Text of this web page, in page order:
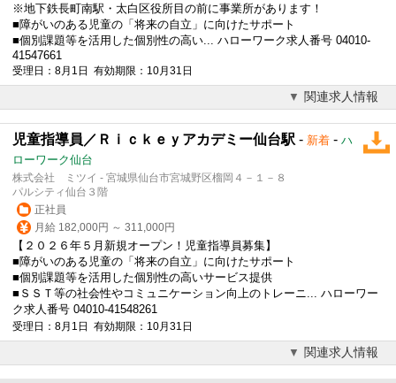
※地下鉄長町南駅・太白区役所目の前に事業所があります！
■障がいのある児童の「将来の自立」に向けたサポート
■個別課題等を活用した個別性の高い... ハローワーク求人番号 04010-
41547661
受理日：8月1日 有効期限：10月31日
関連求人情報
児童指導員／Ｒｉｃｋｅｙアカデミー仙台駅 - 新着 - ハ
ローワーク仙台
株式会社 ミツイ - 宮城県仙台市宮城野区榴岡４－１－８
パルシティ仙台３階
正社員
月給 182,000円 ～ 311,000円
【２０２６年５月新規オープン！児童指導員募集】
■障がいのある児童の「将来の自立」に向けたサポート
■個別課題等を活用した個別性の高いサービス提供
■ＳＳＴ等の社会性やコミュニケーション向上のトレーニ... ハローワー
ク求人番号 04010-41548261
受理日：8月1日 有効期限：10月31日
関連求人情報